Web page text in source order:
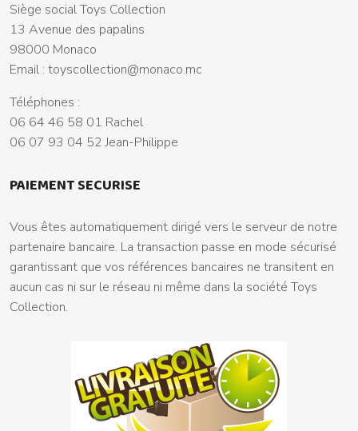
Siège social Toys Collection
13 Avenue des papalins
98000 Monaco
Email : toyscollection@monaco.mc
Téléphones :
06 64 46 58 01 Rachel
06 07 93 04 52 Jean-Philippe
PAIEMENT SECURISE
Vous êtes automatiquement dirigé vers le serveur de notre
partenaire bancaire. La transaction passe en mode sécurisé
garantissant que vos références bancaires ne transitent en
aucun cas ni sur le réseau ni même dans la société Toys
Collection.